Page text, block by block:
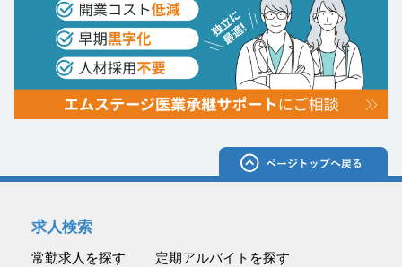
求人検索
常勤求人を探す
定期アルバイトを探す